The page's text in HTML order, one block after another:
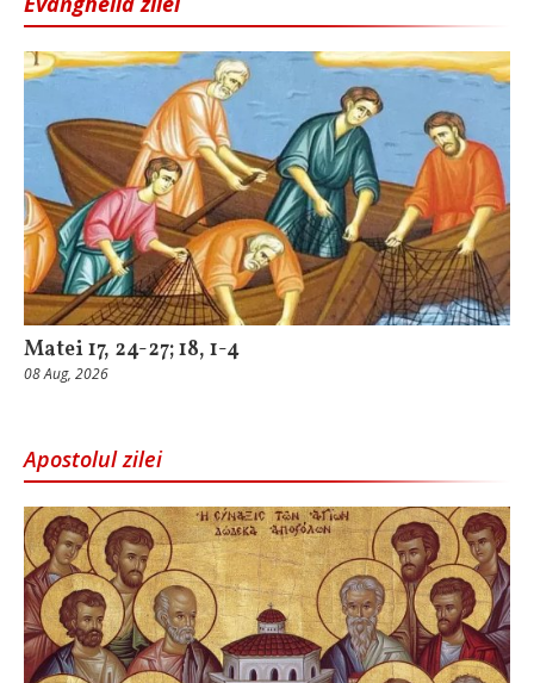
Matei 17, 24-27; 18, 1-4
08 Aug, 2026
Apostolul zilei